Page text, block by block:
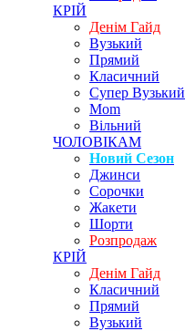
КРІЙ
Денім Гайд
Вузький
Прямий
Класичний
Супер Вузький
Mom
Вільний
ЧОЛОВІКАМ
Новий Сезон
Джинси
Сорочки
Жакети
Шорти
Розпродаж
КРІЙ
Денім Гайд
Класичний
Прямий
Вузький